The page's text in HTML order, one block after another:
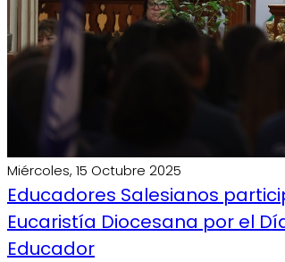
Miércoles, 15 Octubre 2025
Educadores Salesianos
Eucaristía Diocesana por el
Educador